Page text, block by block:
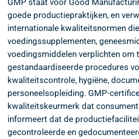
goede productiepraktijken, en
internationale kwaliteitsnormen
voedingssupplementen,
voedingsmiddelen verplichten om
gestandaardiseerde procedures
kwaliteitscontrole, hygiëne,
personeelsopleiding. GMP-
kwaliteitskeurmerk dat
informeert dat de
gecontroleerde en